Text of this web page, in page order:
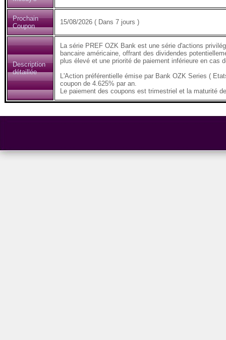
Prochain
Coupon
15/08/2026 ( Dans 7 jours )
Description
détaillée
La série PREF OZK Bank est une série d'actions
bancaire américaine, offrant des dividendes
plus élevé et une priorité de paiement inférieure en cas
L'Action préférentielle émise par Bank OZK Series (
coupon de 4.625% par an.
Le paiement des coupons est trimestriel et la maturité